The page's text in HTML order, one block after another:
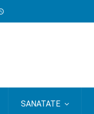
SANATATE